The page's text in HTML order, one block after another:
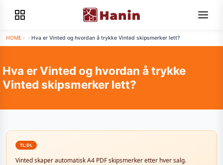
HOME › › Hva er Vinted og hvordan å trykke Vinted skipsmerker lett?
Hva er Vinted og hvordan å trykke
Vinted skipsmerker lett?
TL;DL
Vinted skaper automatisk A4 PDF skipsmerker etter hver salg.